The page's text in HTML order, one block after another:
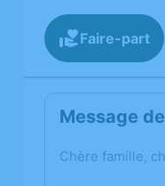
Faire-part
Message
Chère famille,